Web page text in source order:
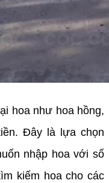
hoa như hoa hồng,
Đây là lựa chọn
nhập hoa với số
kiếm hoa cho các